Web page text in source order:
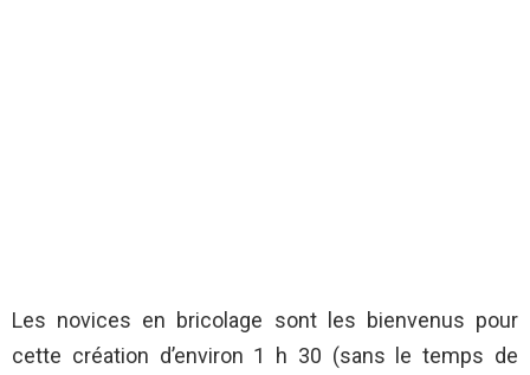
Les novices en bricolage sont les bienvenus pour
cette création d’environ 1 h 30 (sans le temps de